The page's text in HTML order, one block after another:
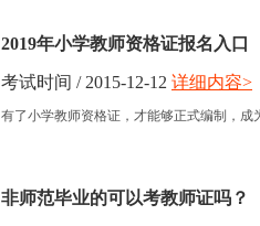
2019年小学教师资格证报名入口
考试时间 / 2015-12-12
有了小学教师资格证，才能够正式编制，成
详细内容>
非师范毕业的可以考教师证吗？